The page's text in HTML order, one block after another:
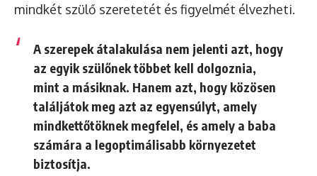
mindkét szülő szeretetét és figyelmét élvezheti.
A szerepek átalakulása nem jelenti azt, hogy
az egyik szülőnek többet kell dolgoznia,
mint a másiknak. Hanem azt, hogy közösen
találjátok meg azt az egyensúlyt, amely
mindkettőtöknek megfelel, és amely a baba
számára a legoptimálisabb környezetet
biztosítja.